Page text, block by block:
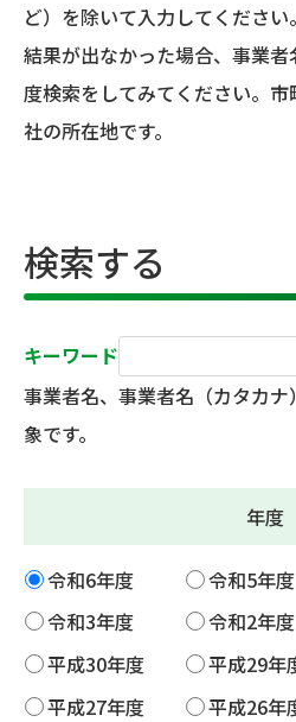
ど）を除いて入力してくださ
結果が出なかった場合、事業
度検索をしてみてください。
社の所在地です。
検索する
キーワード
事業者名、事業者名（カタカ
象です。
年度
令和6年度 令和5年度
令和3年度
令和2年度
平成30年度
平成29年
平成27年度
平成26年